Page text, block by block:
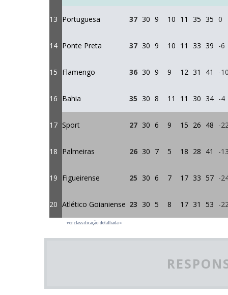
13 Portuguesa 37 30 9 10 11 35 35 0
14 Ponte Preta 37 30 9 10 11 33 39 -6
15 Flamengo 36 30 9 9 12 31 41 -
16 Bahia 35 30 8 11 11 30 34 -4
17 Sport 27 30 6 9 15 26 48 -
18 Palmeiras 26 30 7 5 18 28 41 -
19 Figueirense 25 30 6 7 17 33 57 -
20 Atlético Goianiense 23 30 5 8 17 31 53 -
ver classificação detalhada »